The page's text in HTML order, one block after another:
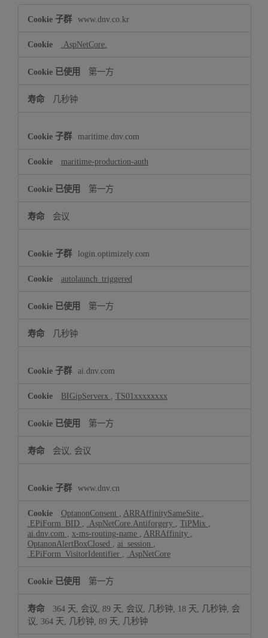
www.dnv.co.kr
.AspNetCore.
第一方
几秒钟
maritime.dnv.com
maritime-production-auth
第一方
会议
login.optimizely.com
autolaunch_triggered
第一方
几秒钟
ai.dnv.com
BIGipServerx TS01xxxxxxxx
第一方
会议, 会议
www.dnv.cn
OptanonConsent ARRAffinitySameSite
.EPiForm_BID
.AspNetCore.Antiforgery TiPMix
ai.dnv.com
x-ms-routing-name ARRAffinity
OptanonAlertBoxClosed
ai_session
.EPiForm_VisitorIdentifier
.AspNetCore
第一方
364 天, 会议, 89 天, 会议, 几秒钟, 18 天, 几秒钟, 会
议, 364 天, 几秒钟, 89 天, 几秒钟